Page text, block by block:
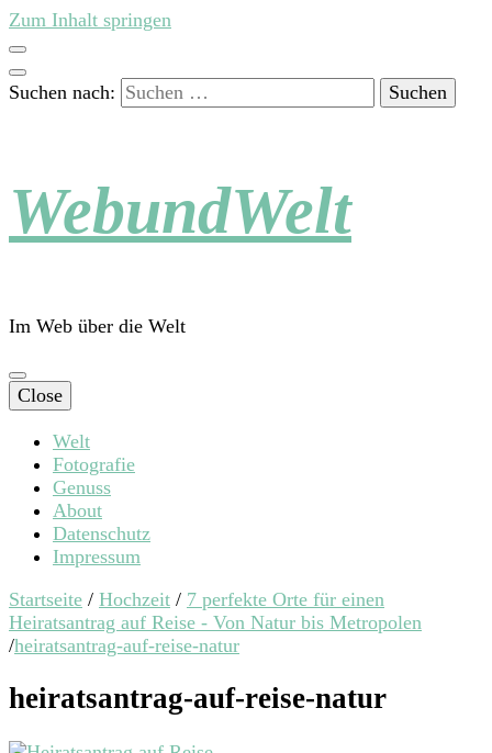
Zum Inhalt springen
Suchen nach:
WebundWelt
Im Web über die Welt
Close
Welt
Fotografie
Genuss
About
Datenschutz
Impressum
Startseite / Hochzeit / 7 perfekte Orte für einen
Heiratsantrag auf Reise - Von Natur bis Metropolen
/heiratsantrag-auf-reise-natur
heiratsantrag-auf-reise-natur